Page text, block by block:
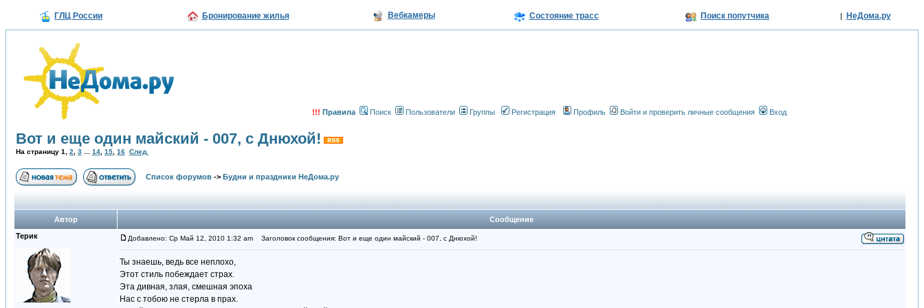
ГЛЦ России Бронирование жилья Вебкамеры Состояние трасс Поиск попутчика | НеДома.ру
!!! Правила Поиск Пользователи Группы Регистрация Профиль Войти и проверить личные сообщения Вход
Вот и еще один майский - 007, с Днюхой!
На страницу 1 2 3 14 15 16 След.
Список форумов -> Будни и праздники НеДома.ру
Автор
Сообщение
Терик
Добавлено: Ср Май 12, 2010 1:32 am Заголовок сообщения: Вот и еще один майский - 007, с Днюхой!
Ты знаешь, ведь все неплохо,
Этот стиль побеждает страх.
Эта дивная, злая, смешная эпоха
Нас с тобою не стерла в прах.